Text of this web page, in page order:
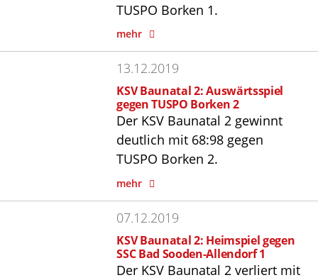
TUSPO Borken 1.
mehr
13.12.2019
KSV Baunatal 2: Auswärtsspiel
gegen TUSPO Borken 2
Der KSV Baunatal 2 gewinnt
deutlich mit 68:98 gegen
TUSPO Borken 2.
mehr
07.12.2019
KSV Baunatal 2: Heimspiel gegen
SSC Bad Sooden-Allendorf 1
Der KSV Baunatal 2 verliert mit